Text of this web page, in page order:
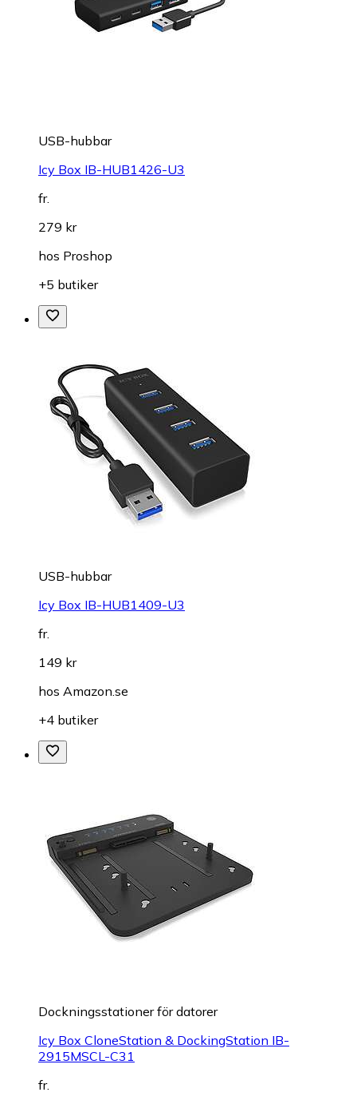
USB-hubbar
Icy Box IB-HUB1426-U3
fr.
279 kr
hos Proshop
+5 butiker
USB-hubbar
Icy Box IB-HUB1409-U3
fr.
149 kr
hos Amazon.se
+4 butiker
Dockningsstationer för datorer
Icy Box CloneStation & DockingStation IB-
2915MSCL-C31
fr.